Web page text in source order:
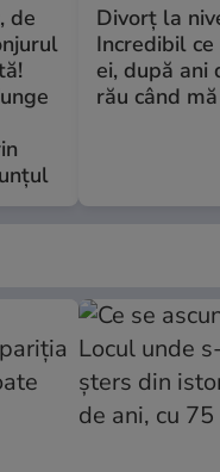
de
Divorț la
Incredibil
ei, după ani
rău când